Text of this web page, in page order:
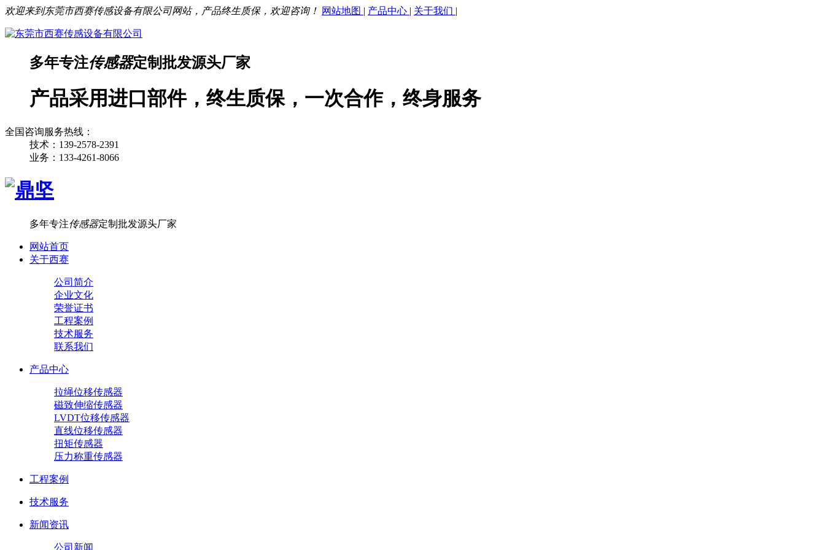
欢迎来到东莞市西赛传感设备有限公司网站，产品终生质保，欢迎咨询！ 网站地图 | 产品中心 | 关于我们 |
多年专注传感器定制批发源头厂家
产品采用进口部件，终生质保，一次合作，终身服务
全国咨询服务热线：
技术：139-2578-2391
业务：133-4261-8066
多年专注传感器定制批发源头厂家
网站首页
关于西赛
公司简介
企业文化
荣誉证书
工程案例
技术服务
联系我们
产品中心
拉绳位移传感器
磁致伸缩传感器
LVDT位移传感器
直线位移传感器
扭矩传感器
压力称重传感器
工程案例
技术服务
新闻资讯
公司新闻